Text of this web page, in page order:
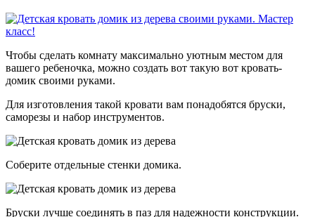
Чтобы сделать комнату максимально уютным местом для
вашего ребеночка, можно создать вот такую вот кровать-
домик своими руками.
Для изготовления такой кровати вам понадобятся бруски,
саморезы и набор инструментов.
Соберите отдельные стенки домика.
Бруски лучше соединять в паз для надежности конструкции.